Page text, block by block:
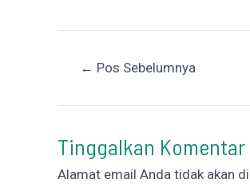
Post← Pos Sebelumnya
Tinggalkan Komentar
Alamat email Anda tidak akan